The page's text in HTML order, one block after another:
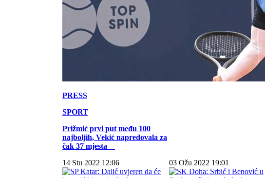
PRESS
SPORT
Prižmić prvi put među 100
najboljih, Vekić napredovala za
čak 37 mjesta
14 Stu 2022 12:06 03 Ožu 2022 19:01